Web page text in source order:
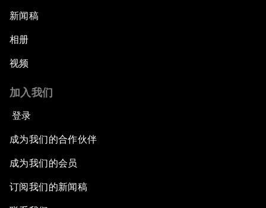
新闻稿
相册
视频
加入我们
登录
成为我们的合作伙伴
成为我们的会员
订阅我们的新闻稿